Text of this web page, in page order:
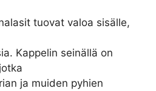
tuovat valoa sisälle,
Kappelin seinällä on
ja muiden pyhien